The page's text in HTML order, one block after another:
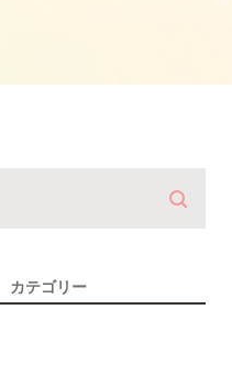
カテゴリー